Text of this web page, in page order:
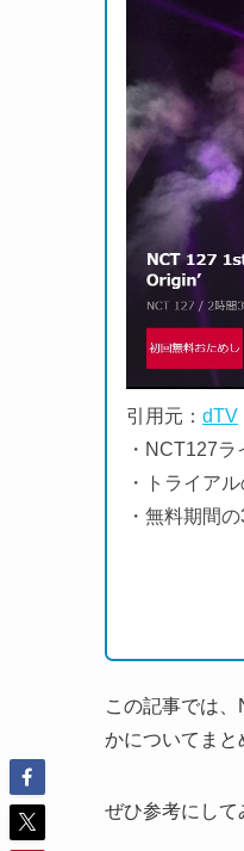
引用元： dTV
・NCT127
・トライア
・無料期間
この記事では
かについてまと
ぜひ参考にして